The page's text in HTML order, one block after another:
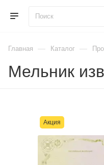
Главная — Каталог —
Мельник
Акция